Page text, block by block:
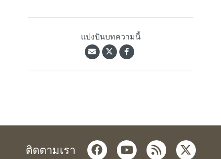
แบ่งปันบทความนี้
ติดตามเรา facebookyoutube
rss twitter